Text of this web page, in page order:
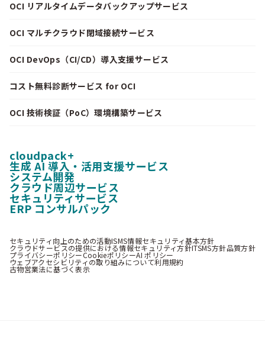
OCI リアルタイムデータバックアップサービス
OCI マルチクラウド閉域接続サービス
OCI DevOps（CI/CD）導入支援サービス
コスト無料診断サービス for OCI
OCI 技術検証（PoC）環境構築サービス
cloudpack+
生成 AI 導入・活用支援サービス
システム開発
クラウド周辺サービス
セキュリティサービス
ERP コンサルパック
セキュリティ向上のための活動ISMS情報セキュリティ基本方針
クラウドサービスの提供における情報セキュリティ方針ITSMS方針品質方針
プライバシーポリシーCookieポリシーAI ポリシー
ウェブアクセシビリティの取り組みについて利用規約
古物営業法に基づく表示